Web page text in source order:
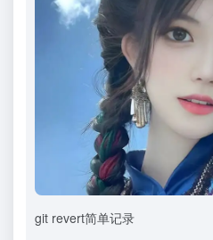
git revert简单记录